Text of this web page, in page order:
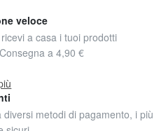
veloce
a casa i tuoi prodotti
a 4,90 €
diversi metodi di pagamento, i più